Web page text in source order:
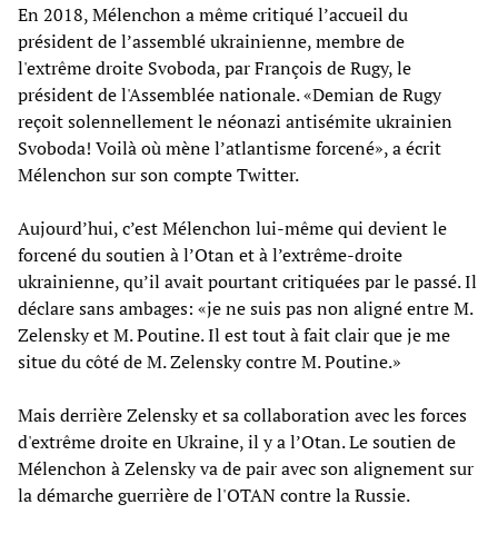
En 2018, Mélenchon a même critiqué l’accueil du
président de l’assemblé ukrainienne, membre de
l'extrême droite Svoboda, par François de Rugy, le
président de l'Assemblée nationale. «Demian de Rugy
reçoit solennellement le néonazi antisémite ukrainien
Svoboda! Voilà où mène l’atlantisme forcené», a écrit
Mélenchon sur son compte Twitter.
Aujourd’hui, c’est Mélenchon lui-même qui devient le
forcené du soutien à l’Otan et à l’extrême-droite
ukrainienne, qu’il avait pourtant critiquées par le passé. Il
déclare sans ambages: «je ne suis pas non aligné entre M.
Zelensky et M. Poutine. Il est tout à fait clair que je me
situe du côté de M. Zelensky contre M. Poutine.»
Mais derrière Zelensky et sa collaboration avec les forces
d'extrême droite en Ukraine, il y a l’Otan. Le soutien de
Mélenchon à Zelensky va de pair avec son alignement sur
la démarche guerrière de l'OTAN contre la Russie.